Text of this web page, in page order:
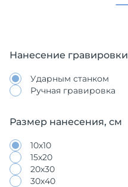
Нанесение гравировки
Ударным станком
Ручная гравировка
Размер нанесения, см
10х10
15х20
20х30
30х40